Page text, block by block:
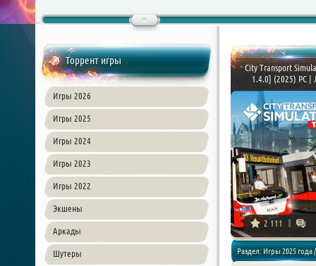
Торрент игры
Игры 2026
Игры 2025
Игры 2024
Игры 2023
Игры 2022
Экшены
Аркады
Шутеры
City Transport
1.4.0] (2025) PC |
2 111
Раздел: Игры 2025 года /